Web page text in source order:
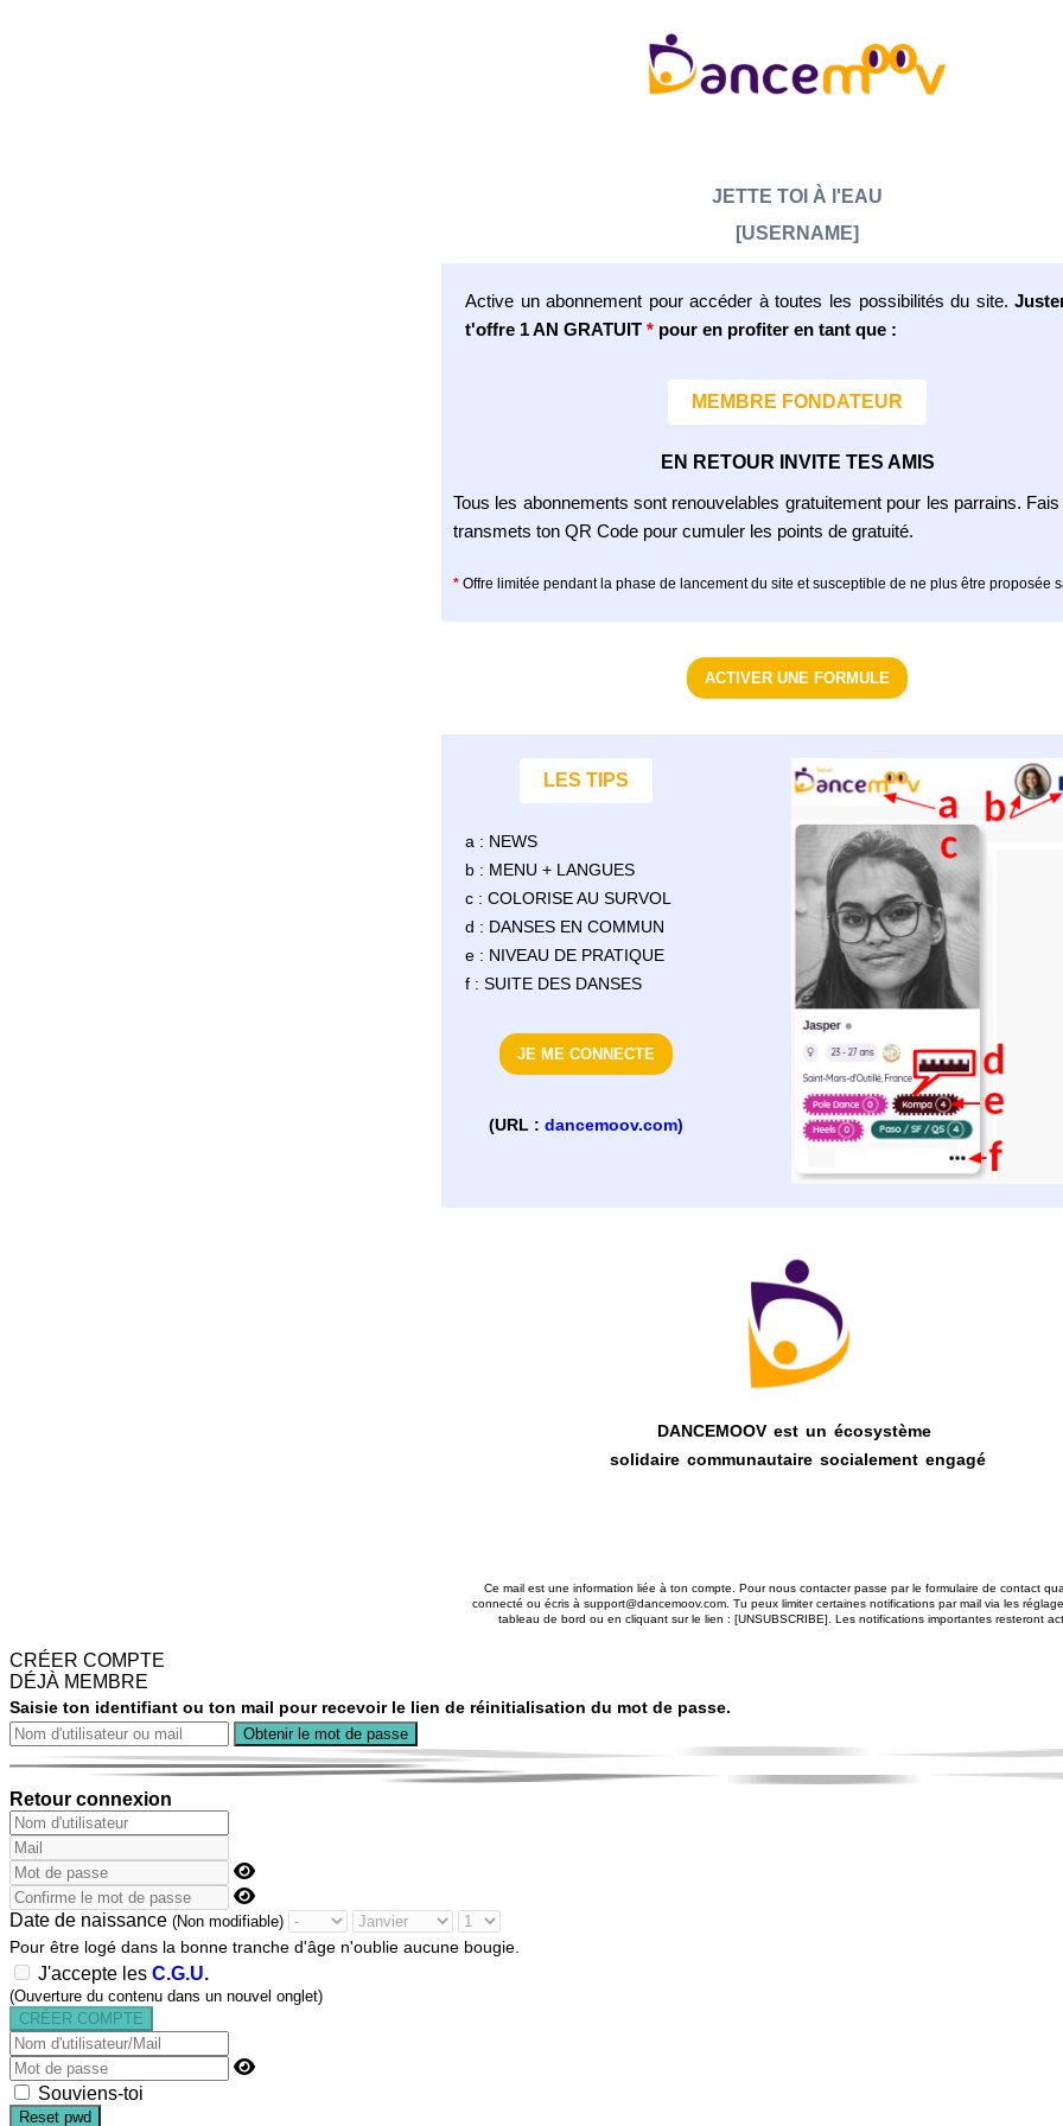
JETTE TOI À l'EAU
[USERNAME]
Active un abonnement pour accéder à toutes les possibilités du site.
t'offre 1 AN GRATUIT * pour en profiter en tant que :
MEMBRE FONDATEUR
EN RETOUR INVITE TES AMIS
Tous les abonnements sont renouvelables gratuitement pour les parrains.
transmets ton QR Code pour cumuler les points de gratuité.
* Offre limitée pendant la phase de lancement du site et susceptible de ne plus être proposée
ACTIVER UNE FORMULE
LES TIPS
a : NEWS
b : MENU + LANGUES
c : COLORISE AU SURVOL
d : DANSES EN COMMUN
e : NIVEAU DE PRATIQUE
f : SUITE DES DANSES
JE ME CONNECTE
(URL : dancemoov.com)
DANCEMOOV est un écosystème
solidaire communautaire socialement engagé
Ce mail est une information liée à ton compte. Pour nous contacter passe par le formulaire de contact
connecté ou écris à support@dancemoov.com. Tu peux limiter certaines notifications par mail via les
tableau de bord ou en cliquant sur le lien : [UNSUBSCRIBE]. Les notifications importantes resteront
CRÉER COMPTE
DÉJÀ MEMBRE
Saisie ton identifiant ou ton mail pour recevoir le lien de réinitialisation du mot de passe.
Retour connexion
Date de naissance (Non modifiable)
Pour être logé dans la bonne tranche d'âge n'oublie aucune bougie.
J'accepte les C.G.U.
(Ouverture du contenu dans un nouvel onglet)
Souviens-toi
Reset pwd